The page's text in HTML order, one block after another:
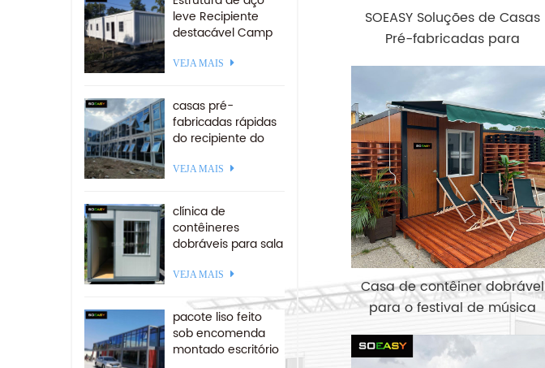
SOEASY Soluções de Casas
Pré-fabricadas para
Acampamentos de Mineração
Casa de contêiner dobrável
para o festival de música
eslovaco
venda
leve Recipiente
destacável Camp
VEJA MAIS
casas pré-
fabricadas rápidas
do recipiente do
estrutura lisa de
lisa de aço
VEJA MAIS
clínica de
contêineres
dobráveis ​​para sala
a américa do sul
VEJA MAIS
pacote liso feito
sob encomenda
montado escritório